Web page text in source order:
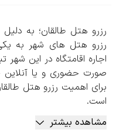
رزرو هتل طالقان؛ به
رزرو هتل های شهر به یکی
اجاره اقامتگاه در این
صورت حضوری و یا آنلاین
برای اهمیت رزرو هتل
است.
هتل‌های این منطقه
هتلداری تنوع زیادی
مشاهده بیشتر